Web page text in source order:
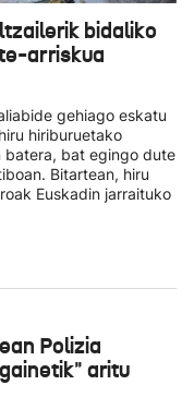
bidaliko
arriskua
gehiago eskatu
hiriburuetako
batera, bat egingo dute
Bitartean, hiru
Euskadin jarraituko
Polizia
aritu